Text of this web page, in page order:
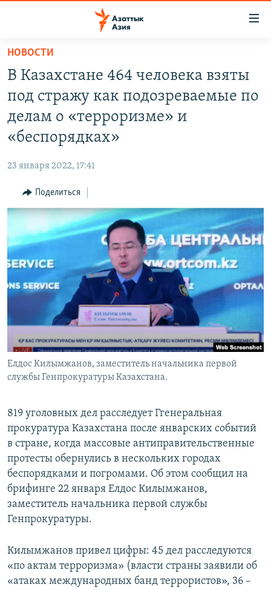
Вернуться
основному
содержанию
главной
Вернутся
поиску
УЗБЕКИСТАН
ВОЙНА В УКРАИНЕ
НА ДРУГИХ ЯЗЫКАХ
КЫРГЫЗЧА
ЎЗБЕКЧА
TÜRKMENÇE
ПОДПИШИТЕСЬ НА НАС В СОЦСЕТЯХ
Все сайты РСЕ/РС
НОВОСТИ
В Казахстане 464 человека взяты
под стражу как подозреваемые по
делам о «терроризме» и
«беспорядках»
23 января 2022, 17:41
Поделиться
Елдос Килымжанов, заместитель начальника первой
службы Генпрокуратуры Казахстана.
819 уголовных дел расследует Ггенеральная
прокуратура Казахстана после январских событий
в стране, когда массовые антиправительственные
протесты обернулись в нескольких городах
беспорядками и погромами. Об этом сообщил на
брифинге 22 января Елдос Килымжанов,
заместитель начальника первой службы
Генпрокуратуры.
Килымжанов привел цифры: 45 дел расследуются
«по актам терроризма» (власти страны заявили об
«атаках международных банд террористов», 36 –